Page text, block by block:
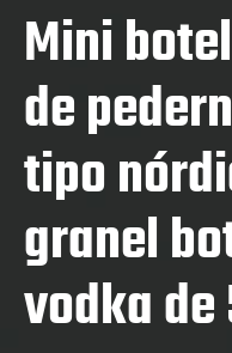
Mini
de
tipo
granel
vodka